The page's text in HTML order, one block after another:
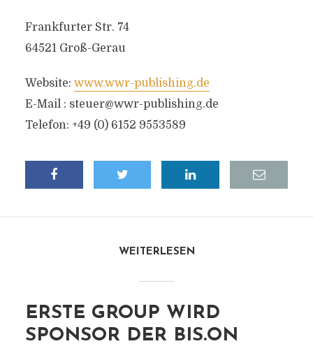
Frankfurter Str. 74
64521 Groß-Gerau
Website: www.wwr-publishing.de
E-Mail : steuer@wwr-publishing.de
Telefon: +49 (0) 6152 9553589
WEITERLESEN
ERSTE GROUP WIRD
SPONSOR DER BIS.ON